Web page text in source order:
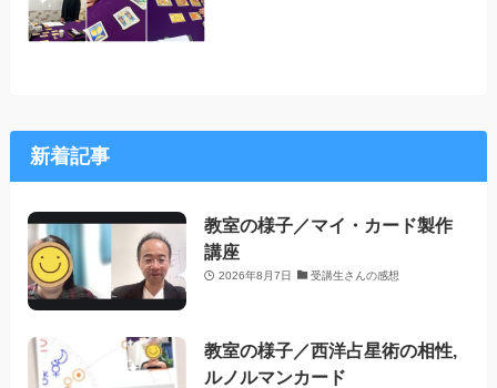
新着記事
教室の様子／マイ・カード製作
講座
2026年8月7日 受講生さんの感想
教室の様子／西洋占星術の相性,
ルノルマンカード